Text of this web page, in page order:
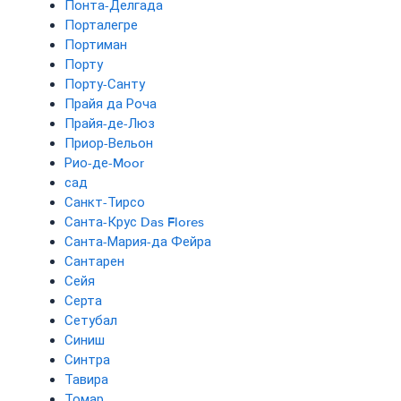
Понта-Делгада
Порталегре
Портиман
Порту
Порту-Санту
Прайя да Роча
Прайя-де-Люз
Приор-Вельон
Рио-де-Moor
сад
Санкт-Тирсо
Санта-Крус Das Flores
Санта-Мария-да Фейра
Сантарен
Сейя
Серта
Сетубал
Синиш
Синтра
Тавира